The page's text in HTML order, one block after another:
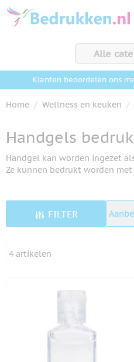
Ga naar de inhoud
Alle
Klanten beoordelen ons
Home / Wellness en keuken /
Handgels
Handgel kan worden ingezet
Ze kunnen bedrukt worden
FILTER
4 artikelen